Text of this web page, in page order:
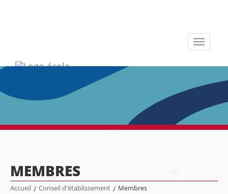
Toggle
MEMBRES
Accueil / Conseil d'établissement / Membres